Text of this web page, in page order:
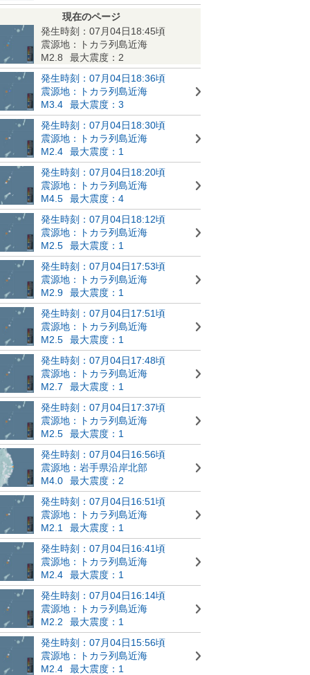
現在のページ
発生時刻：07月04日18:45頃
震源地：トカラ列島近海
M2.8
最大震度：2
発生時刻：07月04日18:36頃
震源地：トカラ列島近海
M3.4
最大震度：3
発生時刻：07月04日18:30頃
震源地：トカラ列島近海
M2.4
最大震度：1
発生時刻：07月04日18:20頃
震源地：トカラ列島近海
M4.5
最大震度：4
発生時刻：07月04日18:12頃
震源地：トカラ列島近海
M2.5
最大震度：1
発生時刻：07月04日17:53頃
震源地：トカラ列島近海
M2.9
最大震度：1
発生時刻：07月04日17:51頃
震源地：トカラ列島近海
M2.5
最大震度：1
発生時刻：07月04日17:48頃
震源地：トカラ列島近海
M2.7
最大震度：1
発生時刻：07月04日17:37頃
震源地：トカラ列島近海
M2.5
最大震度：1
発生時刻：07月04日16:56頃
震源地：岩手県沿岸北部
M4.0
最大震度：2
発生時刻：07月04日16:51頃
震源地：トカラ列島近海
M2.1
最大震度：1
発生時刻：07月04日16:41頃
震源地：トカラ列島近海
M2.4
最大震度：1
発生時刻：07月04日16:14頃
震源地：トカラ列島近海
M2.2
最大震度：1
発生時刻：07月04日15:56頃
震源地：トカラ列島近海
M2.4
最大震度：1